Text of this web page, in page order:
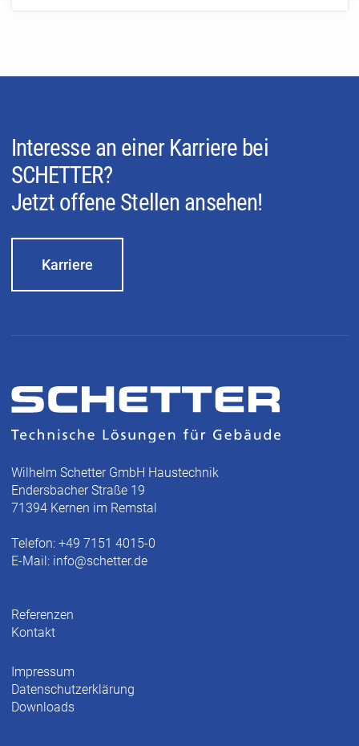
Interesse an einer Karriere bei
SCHETTER?
Jetzt offene Stellen ansehen!
Karriere
Wilhelm Schetter GmbH Haustechnik
Endersbacher Straße 19
71394 Kernen im Remstal
Telefon: +49 7151 4015-0
E-Mail: info@schetter.de
Referenzen
Kontakt
Impressum
Datenschutzerklärung
Downloads